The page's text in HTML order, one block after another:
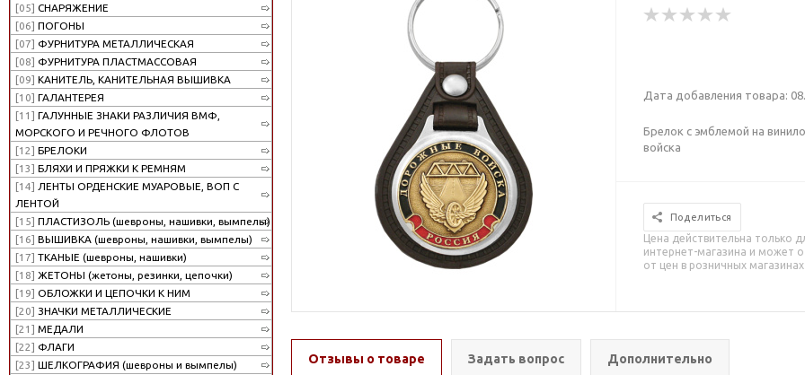
[05] СНАРЯЖЕНИЕ
[06] ПОГОНЫ
[07] ФУРНИТУРА МЕТАЛЛИЧЕСКАЯ
[08] ФУРНИТУРА ПЛАСТМАССОВАЯ
[09] КАНИТЕЛЬ, КАНИТЕЛЬНАЯ ВЫШИВКА
[10] ГАЛАНТЕРЕЯ
[11] ГАЛУННЫЕ ЗНАКИ РАЗЛИЧИЯ ВМФ,
МОРСКОГО И РЕЧНОГО ФЛОТОВ
[12] БРЕЛОКИ
[13] БЛЯХИ И ПРЯЖКИ К РЕМНЯМ
[14] ЛЕНТЫ ОРДЕНСКИЕ МУАРОВЫЕ, ВОП С
ЛЕНТОЙ
[15] ПЛАСТИЗОЛЬ (шевроны, нашивки, вымпелы)
[16] ВЫШИВКА (шевроны, нашивки, вымпелы)
[17] ТКАНЫЕ (шевроны, нашивки)
[18] ЖЕТОНЫ (жетоны, резинки, цепочки)
[19] ОБЛОЖКИ И ЦЕПОЧКИ К НИМ
[20] ЗНАЧКИ МЕТАЛЛИЧЕСКИЕ
[21] МЕДАЛИ
[22] ФЛАГИ
[23] ШЕЛКОГРАФИЯ (шевроны и вымпелы)
Дата добавления товара:
Брелок с эмблемой на
войска
Поделиться
Цена действительна только
интернет-магазина и может
от цен в розничных магазинах
Отзывы о товаре Задать вопрос Дополнительно